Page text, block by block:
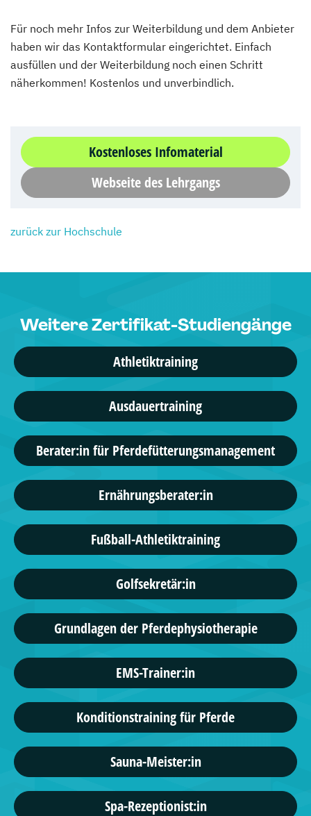
Für noch mehr Infos zur Weiterbildung und dem Anbieter
haben wir das Kontaktformular eingerichtet. Einfach
ausfüllen und der Weiterbildung noch einen Schritt
näherkommen! Kostenlos und unverbindlich.
Kostenloses Infomaterial
Webseite des Lehrgangs
zurück zur Hochschule
Weitere Zertifikat-Studiengänge
Athletiktraining
Ausdauertraining
Berater:in für Pferdefütterungsmanagement
Ernährungsberater:in
Fußball-Athletiktraining
Golfsekretär:in
Grundlagen der Pferdephysiotherapie
EMS-Trainer:in
Konditionstraining für Pferde
Sauna-Meister:in
Spa-Rezeptionist:in